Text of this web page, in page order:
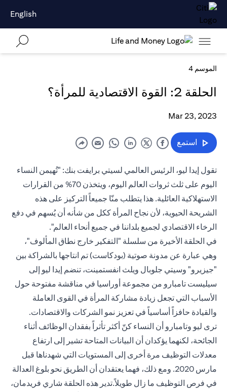
English
الموسم 4
الحلقة 2: القوة الاقتصادية للمرأة؟
Mar 23, 2023
استمع
تقول إيدا ليو، الرئيس العالمي لسيتي برايفت بنك: "تُهيمن النساء
اليوم على ثلث ثروات العالم اليوم، ويتخذن 70% من القرارات
الاستهلاكية العائلية. هذا يتطلب منّا جميعاً التركيز على هذه
الشريحة الحيوية، لأن نجاح المرأة ككل من شأنه أن يُسهم في دفع
الرخاء الاقتصادي لجميع بلداننا في جميع أنحاء العالم".
في الحلقة الأخيرة من سلسلة "التفكير خارج نطاق المألوف"،
وهي عبارة عن مدونة صوتية (بودكاست) تم انتاجها بالشراكة بين
"جيزيرو" وسيتي جلوبال ويلث انفستمينت، تنضم إيدا ليو إلى
سيليست تامبارو من مجموعة أوراسيا في مناقشة مفتوحة حول
الأسباب التي تجعل زيادة مشاركة المرأة في القوى العاملة
والقيادة حافزاً أساسياً في تعزيز نمو الشركات والاقتصادات.
ترى ليو وتامبارو أن النساء كنّ أكثر تأثراً بفقدان الوظائف أثناء
الجائحة، لكنهما يؤكدان أن البيانات المتاحة تشير إلى ارتفاع
معدلات التوظيف مرة أخرى إلى المستويات التي شهدناها قبل
مارس 2020. ومع ذلك، فهما يعتقدان أن الطريق نحو بلوغ العدالة
في فرص التوظيف ما زال طويلاً.تدير هذه الحلقة شاري فريدمان،